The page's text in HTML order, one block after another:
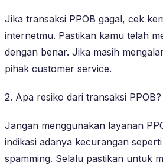
Jika transaksi PPOB gagal, cek
internetmu. Pastikan kamu telah
dengan benar. Jika masih
pihak customer service.
2. Apa resiko dari transaksi PPOB?
Jangan menggunakan layanan
indikasi adanya kecurangan
spamming. Selalu pastikan untuk